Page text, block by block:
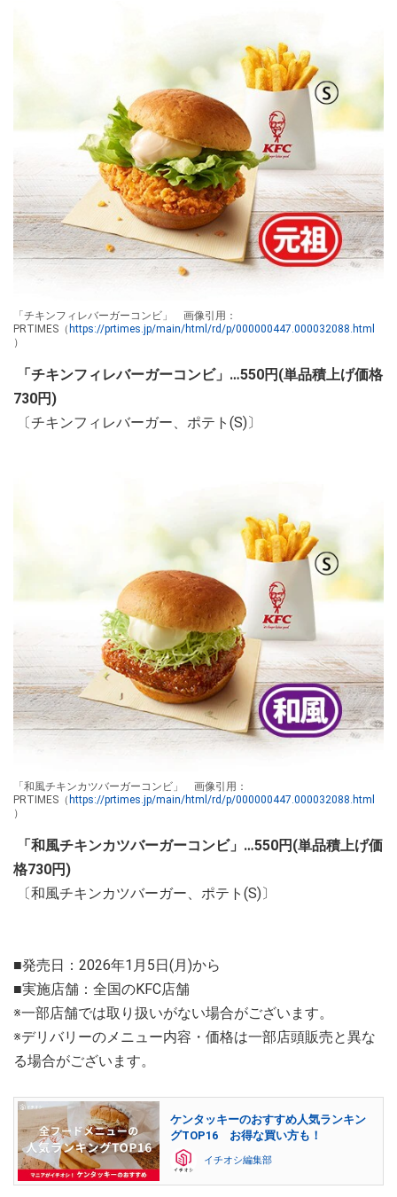
「チキンフィレバーガーコンビ」 画像引用：
PRTIMES（ https://prtimes.jp/main/html/rd/p/000000447.000032088.html
）
「チキンフィレバーガーコンビ」…550円(単品積上げ価格
730円)
〔チキンフィレバーガー、ポテト(S)〕
「和風チキンカツバーガーコンビ」 画像引用：
PRTIMES（ https://prtimes.jp/main/html/rd/p/000000447.000032088.html
）
「和風チキンカツバーガーコンビ」…550円(単品積上げ価
格730円)
〔和風チキンカツバーガー、ポテト(S)〕
■発売日：2026年1月5日(月)から
■実施店舗：全国のKFC店舗
※一部店舗では取り扱いがない場合がございます。
※デリバリーのメニュー内容・価格は一部店頭販売と異な
る場合がございます。
ケンタッキーのおすすめ人気ランキン
グTOP16 お得な買い方も！
イチオシ編集部